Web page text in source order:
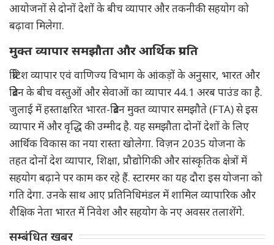
आयोजनों से दोनों देशों के बीच व्यापार और तकनीकी सहयोग को
बढ़ावा मिलेगा.
मुक्त व्यापार समझौता और आर्थिक प्रगति
ब्रिटिश व्यापार एवं वाणिज्य विभाग के आंकड़ों के अनुसार, भारत और
ब्रिटेन के बीच वस्तुओं और सेवाओं का व्यापार 44.1 अरब पाउंड का है.
जुलाई में हस्ताक्षरित भारत-ब्रिटेन मुक्त व्यापार समझौते (FTA) से इस
व्यापार में और वृद्धि की उम्मीद है. यह समझौता दोनों देशों के लिए
आर्थिक विकास का नया रास्ता खोलेगा. विज़न 2035 योजना के
तहत दोनों देश व्यापार, शिक्षा, प्रौद्योगिकी और सांस्कृतिक क्षेत्रों में
सहयोग बढ़ाने पर काम कर रहे हैं. स्टारमर का यह दौरा इस योजना को
गति देगा. उनके साथ आए प्रतिनिधिमंडल में शामिल व्यापारिक और
शैक्षिक नेता भारत में निवेश और सहयोग के नए अवसर तलाशेंगे.
सम्बंधित खबर